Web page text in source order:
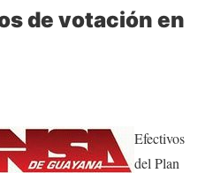
de votación en
Efectivos
del Plan